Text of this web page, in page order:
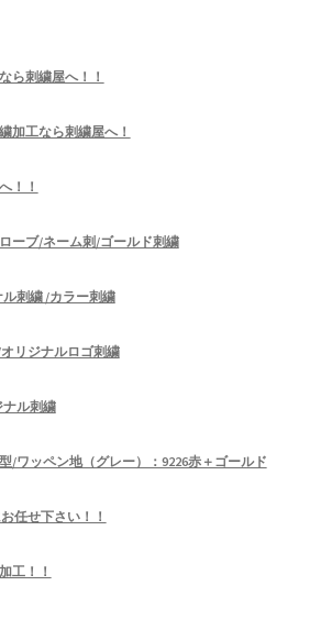
ら刺繍屋へ！！
加工なら刺繍屋へ！
！！
ーブ/ネーム刺/ゴールド刺繍
刺繍 /カラー刺繍
オリジナルロゴ刺繍
ル刺繍
/ワッペン地（グレー）：9226赤＋ゴールド
任せ下さい！！
工！！